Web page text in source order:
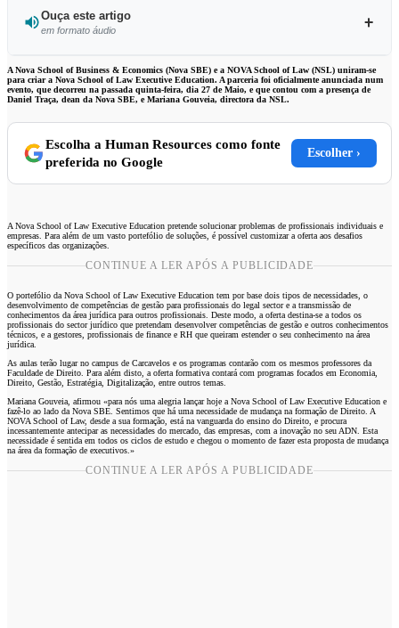
Ouça este artigo
em formato áudio
Ouvir este artigo
A Nova School of Business & Economics (Nova SBE) e a NOVA School of Law (NSL) uniram-se
para criar a Nova School of Law Executive Education. A parceria foi oficialmente anunciada num
evento, que decorreu na passada quinta-feira, dia 27 de Maio, e que contou com a presença de
Daniel Traça, dean da Nova SBE, e Mariana Gouveia, directora da NSL.
Escolha a Human Resources como fonte
preferida no Google
Escolher ›
A Nova School of Law Executive Education pretende solucionar problemas de profissionais individuais e
empresas. Para além de um vasto portefólio de soluções, é possível customizar a oferta aos desafios
específicos das organizações.
CONTINUE A LER APÓS A PUBLICIDADE
O portefólio da Nova School of Law Executive Education tem por base dois tipos de necessidades, o
desenvolvimento de competências de gestão para profissionais do legal sector e a transmissão de
conhecimentos da área jurídica para outros profissionais. Deste modo, a oferta destina-se a todos os
profissionais do sector jurídico que pretendam desenvolver competências de gestão e outros conhecimentos
técnicos, e a gestores, profissionais de finance e RH que queiram estender o seu conhecimento na área
jurídica.
As aulas terão lugar no campus de Carcavelos e os programas contarão com os mesmos professores da
Faculdade de Direito. Para além disto, a oferta formativa contará com programas focados em Economia,
Direito, Gestão, Estratégia, Digitalização, entre outros temas.
Mariana Gouveia, afirmou «para nós uma alegria lançar hoje a Nova School of Law Executive Education e
fazê-lo ao lado da Nova SBE. Sentimos que há uma necessidade de mudança na formação de Direito. A
NOVA School of Law, desde a sua formação, está na vanguarda do ensino do Direito, e procura
incessantemente antecipar as necessidades do mercado, das empresas, com a inovação no seu ADN. Esta
necessidade é sentida em todos os ciclos de estudo e chegou o momento de fazer esta proposta de mudança
na área da formação de executivos.»
CONTINUE A LER APÓS A PUBLICIDADE